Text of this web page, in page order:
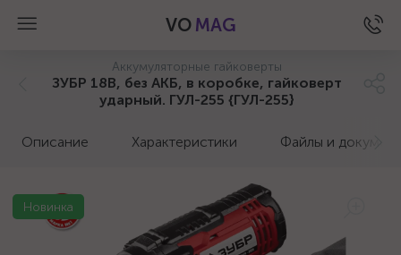
VO MAG
Аккумуляторные гайковерты
ЗУБР 18В, без АКБ, в коробке, гайковерт
ударный. ГУЛ-255 {ГУЛ-255}
Описание Характеристики Файлы и
Новинка